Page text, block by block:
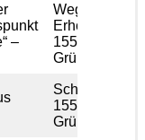
–
Weg zur
Erholung,
15537
Grünheide
Schulstraße 5,
15537
Grünheide